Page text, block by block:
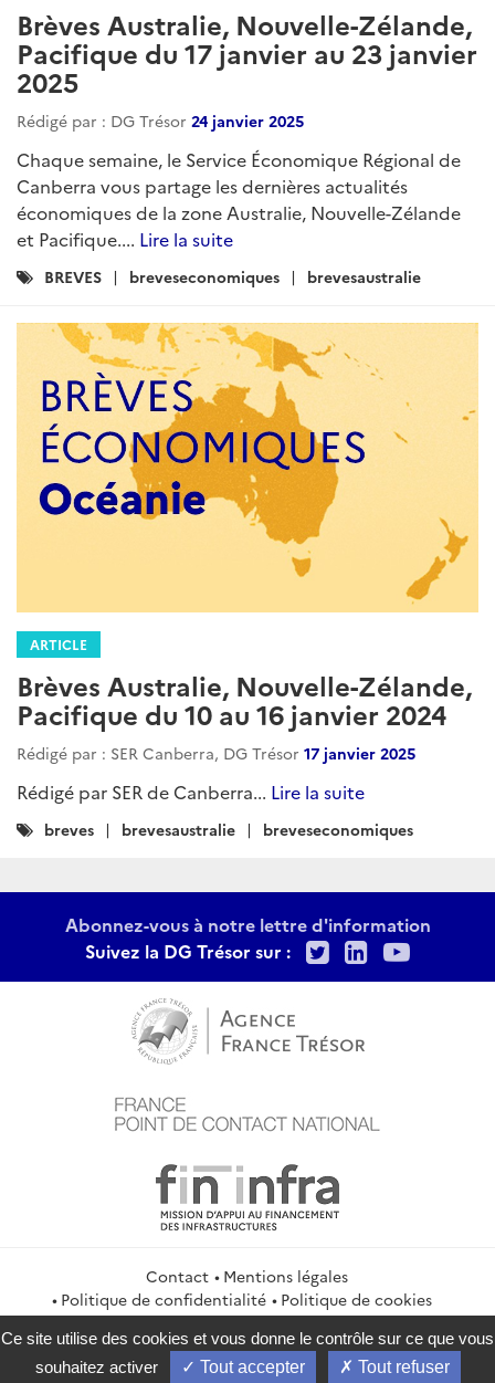
Brèves Australie, Nouvelle-Zélande,
Pacifique du 17 janvier au 23 janvier
2025
Rédigé par : DG Trésor 24 janvier 2025
Chaque semaine, le Service Économique Régional de
Canberra vous partage les dernières actualités
économiques de la zone Australie, Nouvelle-Zélande
et Pacifique.... Lire la suite
Catégories
BREVES breveseconomiques brevesaustralie
ARTICLE
Brèves Australie, Nouvelle-Zélande,
Pacifique du 10 au 16 janvier 2024
Rédigé par : SER Canberra, DG Trésor 17 janvier 2025
Rédigé par SER de Canberra... Lire la suite
Catégories
breves brevesaustralie breveseconomiques
Abonnez-vous à notre lettre d'information
Suivez la DG Trésor sur :
TwitterLinkedIn
Contact
Mentions légales
Politique de confidentialité
Politique de cookies
Gestion des cookies
Flux RSS
service-public.gouv.fr
legifrance.gouv.fr
info.gouv.fr
Ce site utilise des cookies et vous donne le contrôle sur ce que vous
souhaitez activer
Tout accepter Tout refuser